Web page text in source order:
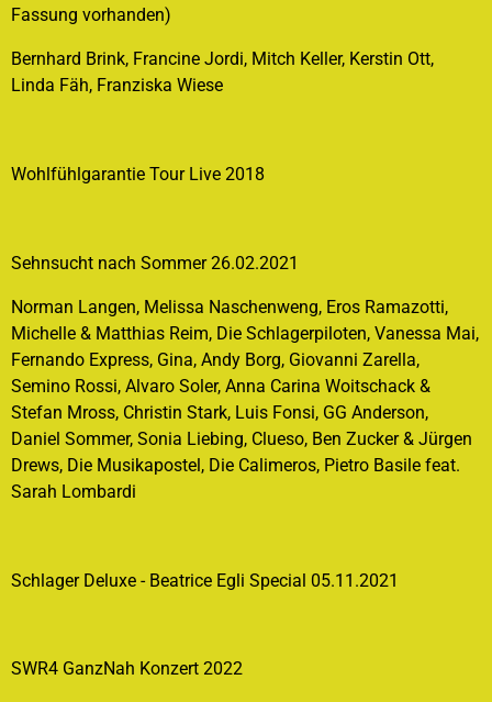
Fassung vorhanden)
Bernhard Brink, Francine Jordi, Mitch Keller, Kerstin Ott,
Linda Fäh, Franziska Wiese
Wohlfühlgarantie Tour Live 2018
Sehnsucht nach Sommer 26.02.2021
Norman Langen, Melissa Naschenweng, Eros Ramazotti,
Michelle & Matthias Reim, Die Schlagerpiloten, Vanessa Mai,
Fernando Express, Gina, Andy Borg, Giovanni Zarella,
Semino Rossi, Alvaro Soler, Anna Carina Woitschack &
Stefan Mross, Christin Stark, Luis Fonsi, GG Anderson,
Daniel Sommer, Sonia Liebing, Clueso, Ben Zucker & Jürgen
Drews, Die Musikapostel, Die Calimeros, Pietro Basile feat.
Sarah Lombardi
Schlager Deluxe - Beatrice Egli Special 05.11.2021
SWR4 GanzNah Konzert 2022